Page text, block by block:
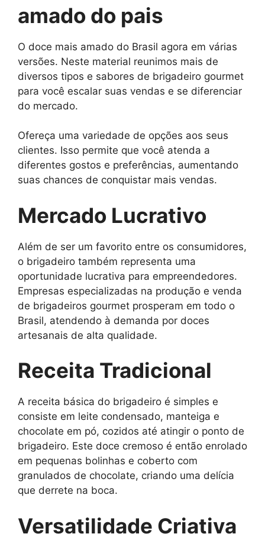
amado do pais
O doce mais amado do Brasil agora em várias
versões. Neste material reunimos mais de
diversos tipos e sabores de brigadeiro gourmet
para você escalar suas vendas e se diferenciar
do mercado.
Ofereça uma variedade de opções aos seus
clientes. Isso permite que você atenda a
diferentes gostos e preferências, aumentando
suas chances de conquistar mais vendas.
Mercado Lucrativo
Além de ser um favorito entre os consumidores,
o brigadeiro também representa uma
oportunidade lucrativa para empreendedores.
Empresas especializadas na produção e venda
de brigadeiros gourmet prosperam em todo o
Brasil, atendendo à demanda por doces
artesanais de alta qualidade.
Receita Tradicional
A receita básica do brigadeiro é simples e
consiste em leite condensado, manteiga e
chocolate em pó, cozidos até atingir o ponto de
brigadeiro. Este doce cremoso é então enrolado
em pequenas bolinhas e coberto com
granulados de chocolate, criando uma delícia
que derrete na boca.
Versatilidade Criativa